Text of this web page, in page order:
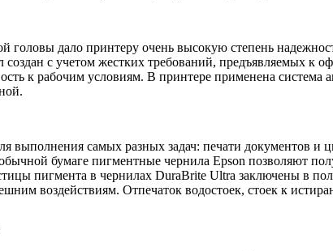
головы дало принтеру очень высокую степень
с учетом жестких требований, предъявляемых к
к рабочим условиям. В принтере применена
выполнения самых разных задач: печати документов
бумаге пигментные чернила Epson позволяют
пигмента в чернилах DuraBrite Ultra заключены в
воздействиям. Отпечаток водостоек, стоек к